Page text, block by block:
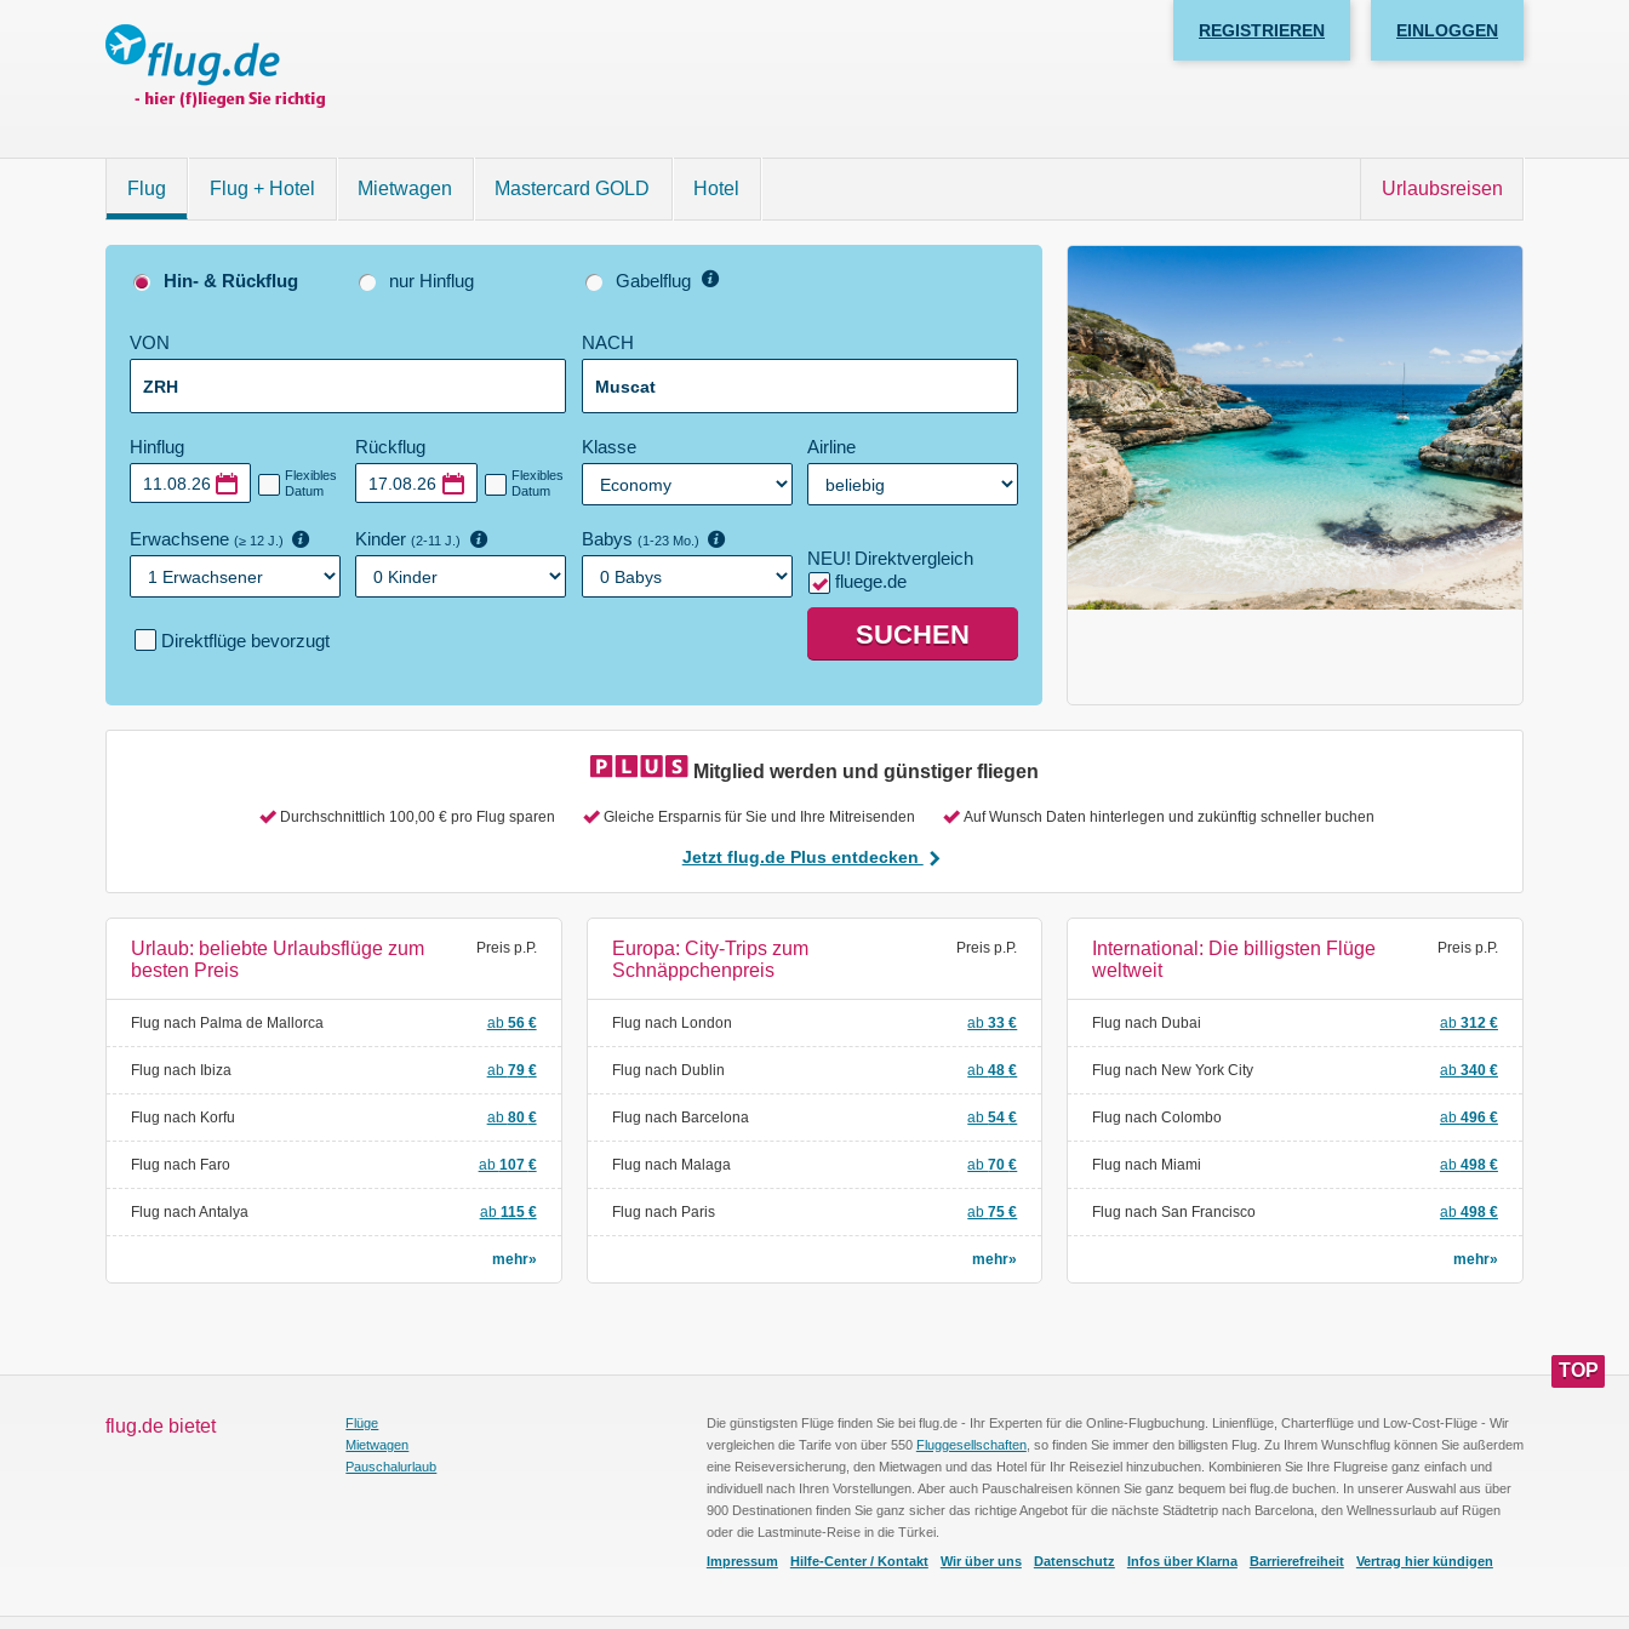
REGISTRIEREN EINLOGGEN
Flug Flug + Hotel Mietwagen Mastercard GOLD Hotel Urlaubsreisen
Billige
Flüge
flug.de
Hin- & Rückflug nur Hinflug Gabelflug
VON NACH
Hinflug
Flexibles
Datum
Rückflug
Flexibles
Datum
Klasse Airline
Erwachsene (≥ 12 J.) Kinder(2-11 J.) Babys (1-23 Mo.)
NEU! Direktvergleich
fluege.de
Direktflüge bevorzugt SUCHEN
Mitglied werden und günstiger fliegen
Durchschnittlich 100,00 €pro Flug sparen Gleiche Ersparnis für Sie und Ihre Mitreisenden Auf Wunsch Daten hinterlegen und zukünftig schneller buchen
Jetzt flug.de Plus entdecken
Urlaub: beliebte Urlaubsflüge zum
besten Preis
Preis p.P.
Flug nach Palma de Mallorca ab 56 €
Flug nach Ibiza ab 79 €
Flug nach Korfu ab 80 €
Flug nach Faro ab 107 €
Flug nach Antalya ab 115 €
mehr»
Europa: City-Trips zum
Schnäppchenpreis
Preis p.P.
Flug nach London ab33€
Flug nach Dublin ab48€
Flug nach Barcelona ab54€
Flug nach Malaga ab70€
Flug nach Paris ab75€
mehr»
International: Die billigsten Flüge
weltweit
Preis p.P.
Flug nach Dubai ab 312 €
Flug nach New York City ab 340 €
Flug nach Colombo ab 496 €
Flug nach Miami ab 498 €
Flug nach San Francisco ab 498 €
mehr»
GANZ
TOP
flug.de bietet
Flüge
Mietwagen
Pauschalurlaub
Die günstigsten Flüge finden Sie bei flug.de - Ihr Experten für die Online-Flugbuchung. Linienflüge, Charterflüge und Low-Cost-Flüge - Wir
vergleichen die Tarife von über 550 Fluggesellschaften, so finden Sie immer den billigsten Flug. Zu Ihrem Wunschflug können Sie außerdem
eine Reiseversicherung, den Mietwagen und das Hotel für Ihr Reiseziel hinzubuchen. Kombinieren Sie Ihre Flugreise ganz einfach und
individuell nach Ihren Vorstellungen. Aber auch Pauschalreisen können Sie ganz bequem bei flug.de buchen. In unserer Auswahl aus über
900 Destinationen finden Sie ganz sicher das richtige Angebot für die nächste Städtetrip nach Barcelona, den Wellnessurlaub auf Rügen
oder die Lastminute-Reise in die Türkei.
Impressum
Hilfe-Center / Kontakt Wir über uns Datenschutz Infos über Klarna Barrierefreiheit Vertrag hier kündigen